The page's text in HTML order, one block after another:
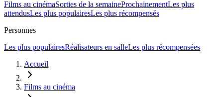
Films au cinémaSorties de la semaineProchainementLes plus
attendusLes plus populairesLes plus récompensés
Personnes
Les plus populairesRéalisateurs en salleLes plus récompensées
Accueil
Films au cinéma